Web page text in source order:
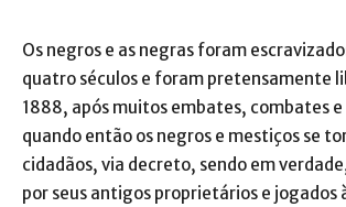
Os negros e as negras foram
quatro séculos e foram pretensamente
1888, após muitos embates, combates
quando então os negros e mestiços se
cidadãos, via decreto, sendo em
por seus antigos proprietários e jogados